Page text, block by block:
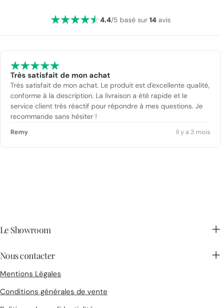
4.4/5 basé sur 14avis
Très satisfait de mon achat
Très satisfait de mon achat. Le produit est d'excellente qualité,
conforme à la description. La livraison a été rapide et le
service client très réactif pour répondre à mes questions. Je
recommande sans hésiter !
Remy Il y a 3 mois
Le Showroom
Nous contacter
Mentions Légales
Conditions générales de vente